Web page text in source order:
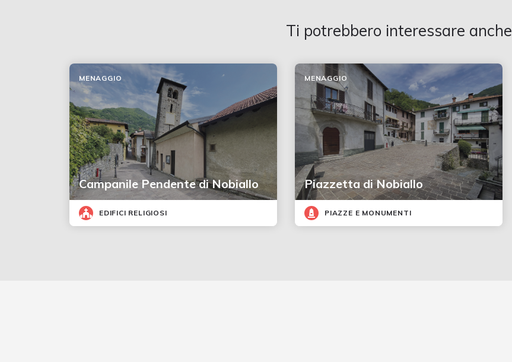
Ti potrebbero interessare anche
Campanile Pendente di Nobiallo
MENAGGIO
EDIFICI RELIGIOSI
Piazzetta di Nobiallo
MENAGGIO
PIAZZE E MONUMENTI